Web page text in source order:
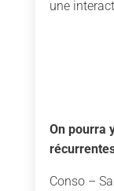
une
On pourra
Conso –